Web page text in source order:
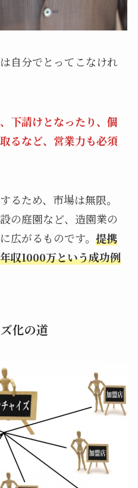
自分でとってこなけれ
下請けとなったり、個
るなど、営業力も必須
るため、市場は無限。
の庭園など、造園業の
広がるものです。 提携
収1000万という成功例
化の道